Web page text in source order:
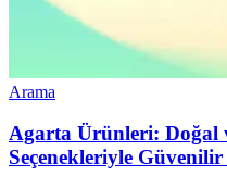
Arama
Agarta Ürünleri: Doğal
Seçenekleriyle